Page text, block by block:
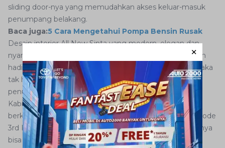
sliding door-nya yang memudahkan akses keluar-masuk
penumpang belakang.
Baca juga:5 Cara Mengetahui Pompa Bensin Rusak
Desain interior All New Sinta yang modern, elegan dan
nyaman memberikan jawaban atas keinginan Anda akan
hadirnya sebuah mobil yang nyaman dan fungsional. Maka
tak heran Sienta menjadi salah satu pilihan mobil 7
penumpang paling nyaman.
Kabin yang luas dengan 7 seater akan membuat sesi
berkendara bersama keluarga semakin seru. Dengan mode
3rd Row Dive-in Seat memungkinkan bagian belakangnya
bisa dilipat dan memberikan ruang lapang untuk extra